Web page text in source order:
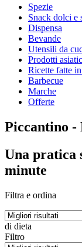
Spezie
Snack dolci e
Dispensa
Bevande
Utensili da
Prodotti
Ricette fatte in
Barbecue
Marche
Offerte
Piccantino
Una pratica
minute
Filtra e ordina
di dieta
Filtro